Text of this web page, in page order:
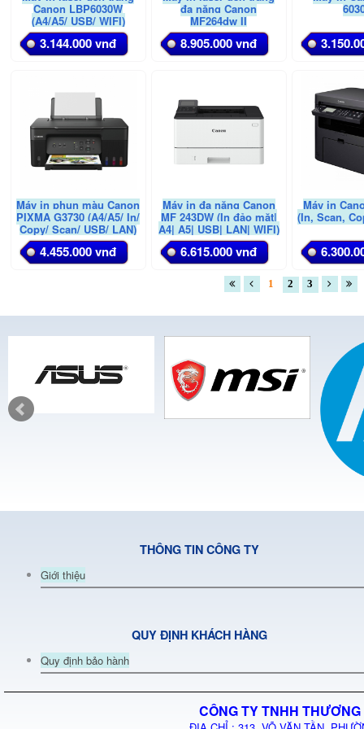
Canon LBP6030W
(A4/A5/ USB/ WIFI)
3.144.000 vnđ
đa năng Canon
MF264dw II
8.905.000 vnđ
Máy in phun màu Canon
PIXMA G3730 (A4/A5/ In/
Copy/ Scan/ USB/ LAN)
4.455.000 vnđ
Máy in đa năng Canon
MF 243DW (In đảo mặt|
A4| A5| USB| LAN| WIFI)
6.615.000 vnđ
Máy in
(In, Scan,
1 2 3
THÔNG TIN CÔNG TY
Giới thiệu
QUY ĐỊNH KHÁCH HÀNG
Quy định bảo hành
CÔNG TY TNHH